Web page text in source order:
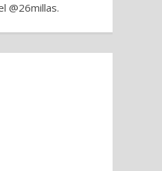
@26millas.